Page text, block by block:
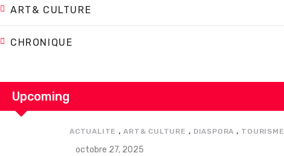
ART& CULTURE
CHRONIQUE
Upcoming
ACTUALITE ,ART& CULTURE , DIASPORA , TOURISME
octobre 27, 2025